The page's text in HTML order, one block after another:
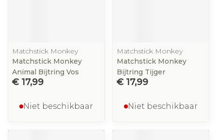
Matchstick Monkey
Matchstick Monkey
Animal Bijtring Vos
€ 17,99
Niet beschikbaar
Matchstick Monkey
Matchstick Monkey
Bijtring Tijger
€ 17,99
Niet beschikbaar